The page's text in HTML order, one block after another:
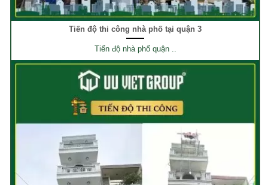
Tiến độ thi công nhà phố tại quận 3
Tiến độ nhà phố quận ..